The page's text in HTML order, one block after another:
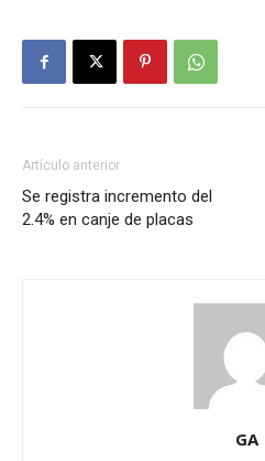
Artículo anterior
Se registra incremento del
2.4% en canje de placas
GA